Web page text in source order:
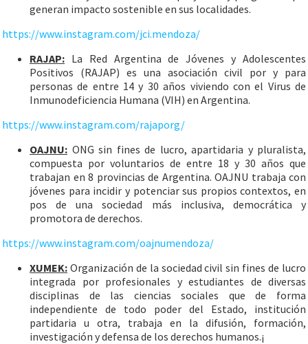
generan impacto sostenible en sus localidades.
https://www.instagram.com/jci.mendoza/
RAJAP: La Red Argentina de Jóvenes y Adolescentes
Positivos (RAJAP) es una asociación civil por y para
personas de entre 14 y 30 años viviendo con el Virus de
Inmunodeficiencia Humana (VIH) en Argentina.
https://www.instagram.com/rajaporg/
OAJNU: ONG sin fines de lucro, apartidaria y pluralista,
compuesta por voluntarios de entre 18 y 30 años que
trabajan en 8 provincias de Argentina. OAJNU trabaja con
jóvenes para incidir y potenciar sus propios contextos, en
pos de una sociedad más inclusiva, democrática y
promotora de derechos.
https://www.instagram.com/oajnumendoza/
XUMEK: Organización de la sociedad civil sin fines de lucro
integrada por profesionales y estudiantes de diversas
disciplinas de las ciencias sociales que de forma
independiente de todo poder del Estado, institución
partidaria u otra, trabaja en la difusión, formación,
investigación y defensa de los derechos humanos.¡